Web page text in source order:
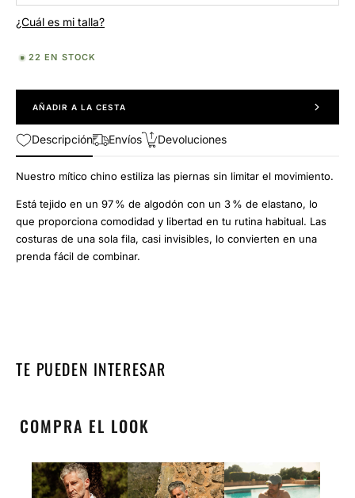
¿Cuál es mi talla?
22 EN STOCK
AÑADIR A LA CESTA
Descripción Envíos Devoluciones
Nuestro mítico chino estiliza las piernas sin limitar el movimiento.
Está tejido en un 97 % de algodón con un 3 % de elastano, lo
que proporciona comodidad y libertad en tu rutina habitual. Las
costuras de una sola fila, casi invisibles, lo convierten en una
prenda fácil de combinar.
TE PUEDEN INTERESAR
COMPRA EL LOOK